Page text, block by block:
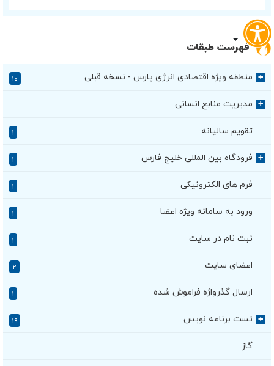
فهرست طبقات
+ منطقه ویژه اقتصادی انرژی پارس - نسخه قبلی ۱۰
+ مدیریت منابع انسانی
تقویم سالیانه
+ فرودگاه بین المللی خلیج فارس
فرم های الکترونیکی
ورود به سامانه ویژه اعضا
ثبت نام در سایت
اعضای سایت ۲
ارسال گذرواژه فراموش شده
+ تست برنامه نویس ۱۹
گاز